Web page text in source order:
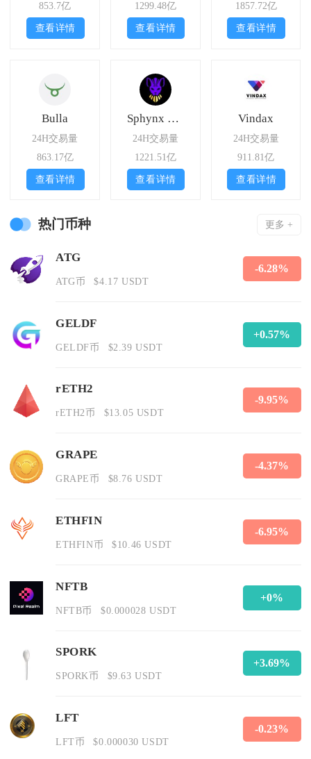
853.7亿
查看详情
1299.48亿
查看详情
1857.72亿
查看详情
Bulla
24H交易量
863.17亿
查看详情
Sphynx Swap
24H交易量
1221.51亿
查看详情
Vindax
24H交易量
911.81亿
查看详情
热门币种 更多 +
ATG
ATG币 $4.17 USDT
-6.28%
GELDF
GELDF币 $2.39 USDT
+0.57%
rETH2
rETH2币 $13.05 USDT
-9.95%
GRAPE
GRAPE币 $8.76 USDT
-4.37%
ETHFIN
ETHFIN币 $10.46 USDT
-6.95%
NFTB
NFTB币 $0.000028 USDT
+0%
SPORK
SPORK币 $9.63 USDT
+3.69%
LFT
LFT币 $0.000030 USDT
-0.23%